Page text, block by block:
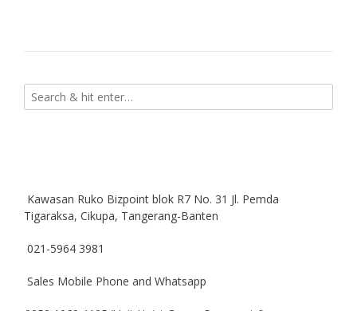
Kawasan Ruko Bizpoint blok R7 No. 31 Jl. Pemda
Tigaraksa, Cikupa, Tangerang-Banten
021-5964 3981
Sales Mobile Phone and Whatsapp